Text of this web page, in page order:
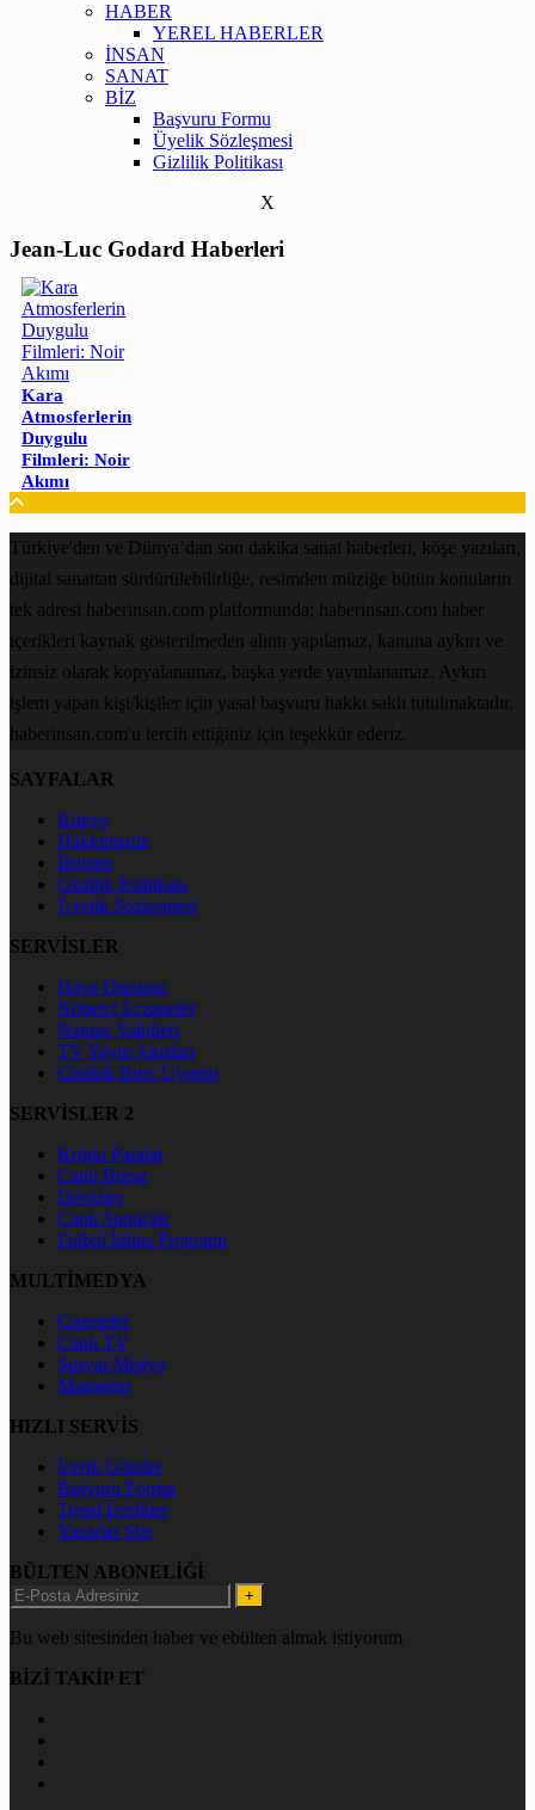
HABER
YEREL HABERLER
İNSAN
SANAT
BİZ
Başvuru Formu
Üyelik Sözleşmesi
Gizlilik Politikası
X
Jean-Luc Godard Haberleri
Kara
Atmosferlerin
Duygulu
Filmleri: Noir
Akımı
Türkiye'den ve Dünya’dan son dakika sanat haberleri, köşe yazıları,
dijital sanattan sürdürülebilirliğe, resimden müziğe bütün konuların
tek adresi haberinsan.com platformunda; haberinsan.com haber
içerikleri kaynak gösterilmeden alıntı yapılamaz, kanuna aykırı ve
izinsiz olarak kopyalanamaz, başka yerde yayınlanamaz. Aykırı
işlem yapan kişi/kişiler için yasal başvuru hakkı saklı tutulmaktadır.
haberinsan.com'u tercih ettiğiniz için teşekkür ederiz.
SAYFALAR
Künye
Hakkımızda
İletişim
Gizlilik Politikası
Üyelik Sözleşmesi
SERVİSLER
Hava Durumu
Nöbetçi Eczaneler
Namaz Vakitleri
TV Yayın Akışları
Günlük Burç Uyumu
SERVİSLER 2
Kripto Paralar
Canlı Borsa
Dövizler
Canlı Sonuçlar
Futbol İddaa Programı
MULTİMEDYA
Gazeteler
Canlı TV
Sosyal Medya
Manşetler
HIZLI SERVİS
İçerik Gönder
Başvuru Formu
Trend İçerikler
Yazarlar Site
BÜLTEN ABONELİĞİ
+
Bu web sitesinden haber ve ebülten almak istiyorum
BİZİ TAKİP ET